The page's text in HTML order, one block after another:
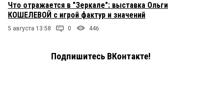
Что отражается в "Зеркале": выставка Ольги
КОШЕЛЕВОЙ с игрой фактур и значений
5 августа 13:58 0 446
Подпишитесь ВКонтакте!